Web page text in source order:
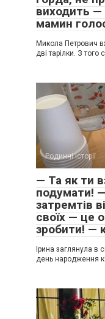
виходить —
мамин
Микола Петрович
дві тарілки. З того
Родинні історії
— Та як ти
подумати!
затремтів
своїх — це
зробити! —
Ірина заглянула в
день народження